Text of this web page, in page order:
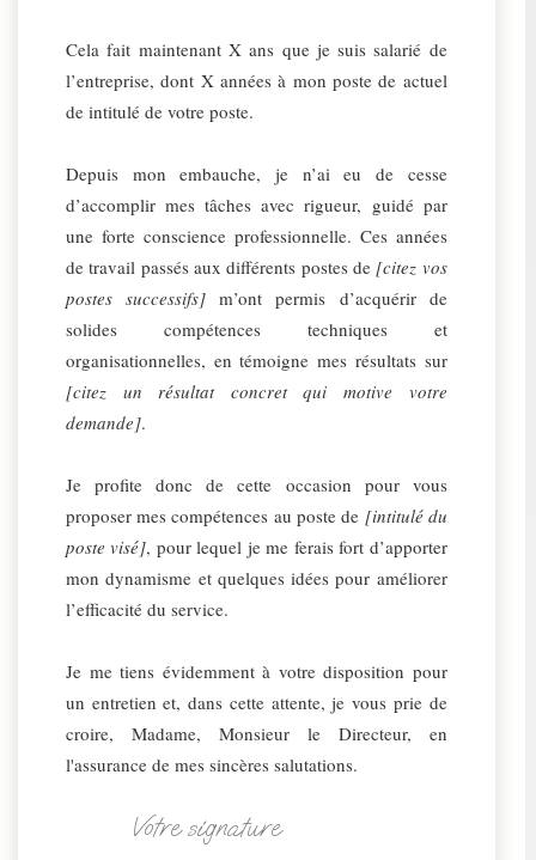
Cela fait maintenant X ans que je suis salarié de
l’entreprise, dont X années à mon poste de actuel
de intitulé de votre poste.
Depuis mon embauche, je n’ai eu de cesse
d’accomplir mes tâches avec rigueur, guidé par
une forte conscience professionnelle. Ces années
de travail passés aux différents postes de [citez vos
postes successifs] m’ont permis d’acquérir de
solides compétences techniques et
organisationnelles, en témoigne mes résultats sur
[citez un résultat concret qui motive votre
demande].
Je profite donc de cette occasion pour vous
proposer mes compétences au poste de [intitulé du
poste visé], pour lequel je me ferais fort d’apporter
mon dynamisme et quelques idées pour améliorer
l’efficacité du service.
Je me tiens évidemment à votre disposition pour
un entretien et, dans cette attente, je vous prie de
croire, Madame, Monsieur le Directeur, en
l'assurance de mes sincères salutations.
Votre signature